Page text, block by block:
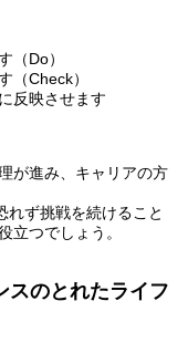
（Do）
（Check）
反映させます
が進み、キャリアの方
れず挑戦を続けること
立つでしょう。
スのとれたライフ